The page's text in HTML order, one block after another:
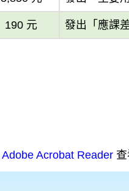
190 元 發出「應課
Adobe Acrobat Reader